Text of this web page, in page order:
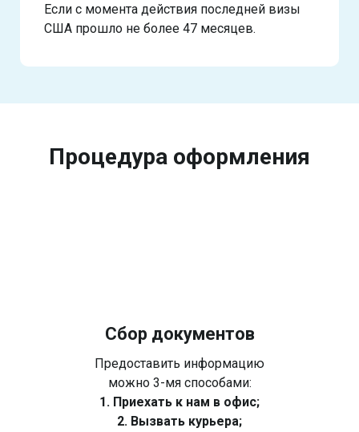
Если с момента действия последней визы
США прошло не более 47 месяцев.
Процедура оформления
Сбор документов
Предоставить информацию
можно 3-мя способами:
1. Приехать к нам в офис;
2. Вызвать курьера;